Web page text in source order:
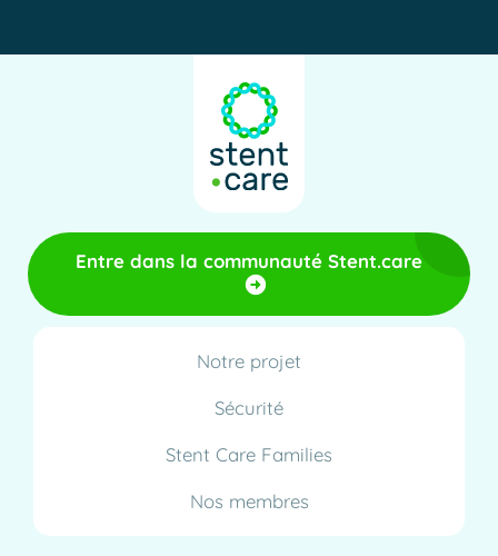
Entre dans la communauté Stent.care
Notre projet
Sécurité
Stent Care Families
Nos membres